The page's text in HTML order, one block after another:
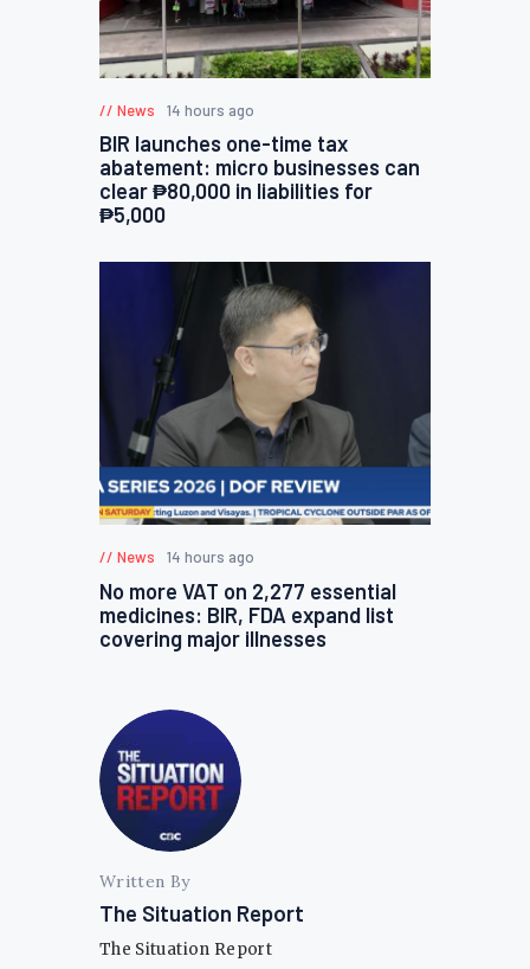
News 14 hours ago
BIR launches one-time tax
abatement: micro businesses can
clear ₱80,000 in liabilities for
₱5,000
News 14 hours ago
No more VAT on 2,277 essential
medicines: BIR, FDA expand list
covering major illnesses
Written By
The Situation Report
The Situation Report